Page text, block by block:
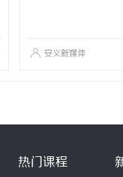
安义新媒体
热门课程